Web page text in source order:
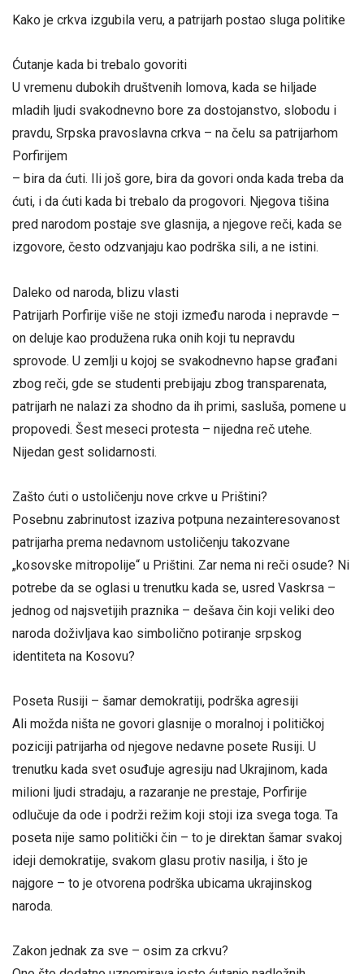
Kako je crkva izgubila veru, a patrijarh postao sluga politike
Ćutanje kada bi trebalo govoriti
U vremenu dubokih društvenih lomova, kada se hiljade
mladih ljudi svakodnevno bore za dostojanstvo, slobodu i
pravdu, Srpska pravoslavna crkva – na čelu sa patrijarhom
Porfirijem
– bira da ćuti. Ili još gore, bira da govori onda kada treba da
ćuti, i da ćuti kada bi trebalo da progovori. Njegova tišina
pred narodom postaje sve glasnija, a njegove reči, kada se
izgovore, često odzvanjaju kao podrška sili, a ne istini.
Daleko od naroda, blizu vlasti
Patrijarh Porfirije više ne stoji između naroda i nepravde –
on deluje kao produžena ruka onih koji tu nepravdu
sprovode. U zemlji u kojoj se svakodnevno hapse građani
zbog reči, gde se studenti prebijaju zbog transparenata,
patrijarh ne nalazi za shodno da ih primi, sasluša, pomene u
propovedi. Šest meseci protesta – nijedna reč utehe.
Nijedan gest solidarnosti.
Zašto ćuti o ustoličenju nove crkve u Prištini?
Posebnu zabrinutost izaziva potpuna nezainteresovanost
patrijarha prema nedavnom ustoličenju takozvane
„kosovske mitropolije“ u Prištini. Zar nema ni reči osude? Ni
potrebe da se oglasi u trenutku kada se, usred Vaskrsa –
jednog od najsvetijih praznika – dešava čin koji veliki deo
naroda doživljava kao simbolično potiranje srpskog
identiteta na Kosovu?
Poseta Rusiji – šamar demokratiji, podrška agresiji
Ali možda ništa ne govori glasnije o moralnoj i političkoj
poziciji patrijarha od njegove nedavne posete Rusiji. U
trenutku kada svet osuđuje agresiju nad Ukrajinom, kada
milioni ljudi stradaju, a razaranje ne prestaje, Porfirije
odlučuje da ode i podrži režim koji stoji iza svega toga. Ta
poseta nije samo politički čin – to je direktan šamar svakoj
ideji demokratije, svakom glasu protiv nasilja, i što je
najgore – to je otvorena podrška ubicama ukrajinskog
naroda.
Zakon jednak za sve – osim za crkvu?